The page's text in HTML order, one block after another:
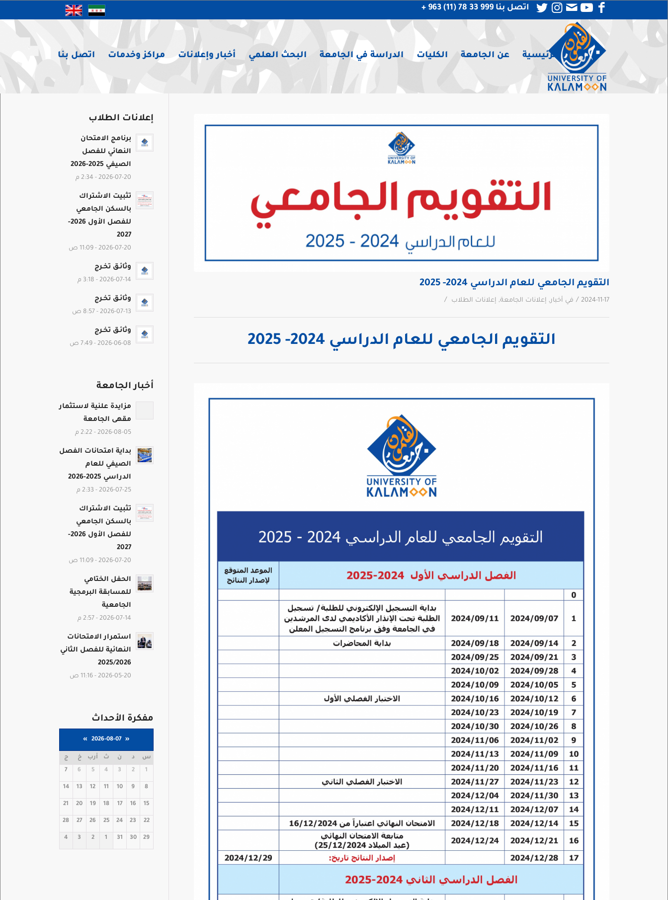
اتصل بنا 999 33 78 (11) 963 +
الرئيسية عن الجامعة الكليات الدراسة في الجامعة البحث العلمي أخبار وإعلانات مراكز وخدمات اتصل بنا
التقويم الجامعي للعام الدراسي 2024- 2025
2024-11-17
/ في أخبار , إعلانات الجامعة, إعلانات الطلاب /
التقويم الجامعي للعام الدراسي 2024- 2025
إعلانات الطلاب
برنامج الامتحان
النهائي للفصل
الصيفي 2025-2026
2026-07-20 - 2:34 م
تثبيت الاشتراك
بالسكن الجامعي
للفصل الأول 2026-
2027
2026-07-20 - 11:09 ص
وثائـق تخـرج
2026-07-14 - 3:18 م
وثائـق تخـرج
2026-07-13 - 8:57 ص
وثائـق تخـرج
2026-06-08 - 7:49 ص
أخبار الجامعة
مزايدة علنية لاستثمار
مقهى الجامعة
2026-08-05 - 2:22 م
بداية امتحانات الفصل
الصيفي للعام
الدراسي 2025-2026
2026-07-25 - 2:33 م
تثبيت الاشتراك
بالسكن الجامعي
للفصل الأول 2026-
2027
2026-07-20 - 11:09 ص
الحفل الختامي
للمسابقة البرمجية
الجامعية
2026-07-14 - 2:57 م
استمرار الامتحانات
النهائية للفصل الثاني
2025/2026
2026-05-20 - 11:16 ص
مفكرة الأحداث
«
2026-08-07
»
س د ن ث أرب خ
ج
1
2
3
4
5
6
7
8
9
10
11
12
13
14
15
16
17
18
19
20
21
22
23
24
25
26
27
28
29
30
31
1
2
3
4